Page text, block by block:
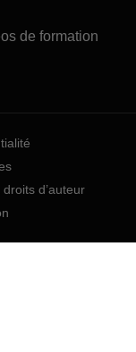
de formation
d’auteur